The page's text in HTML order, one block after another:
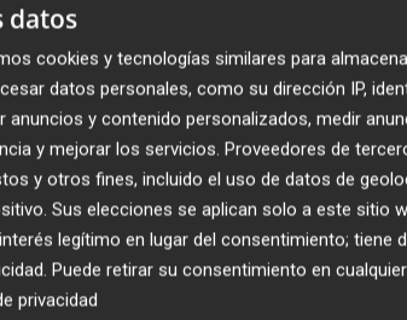
, comenzó a trabajar en el negocio
mucho sacrificio", explica ahora el
transformación paulatina del comercio
regionales
familia reconvirtió el negocio
interior y, poco más tarde, la
con lencería y poco a poco fuimos
datos
cookies y tecnologías similares para
datos personales, como su dirección IP,
anuncios y contenido personalizados, medir
y mejorar los servicios. Proveedores de
y otros fines, incluido el uso de datos de
Sus elecciones se aplican solo a este sitio
legítimo en lugar del consentimiento; tiene
. Puede retirar su consentimiento en
privacidad